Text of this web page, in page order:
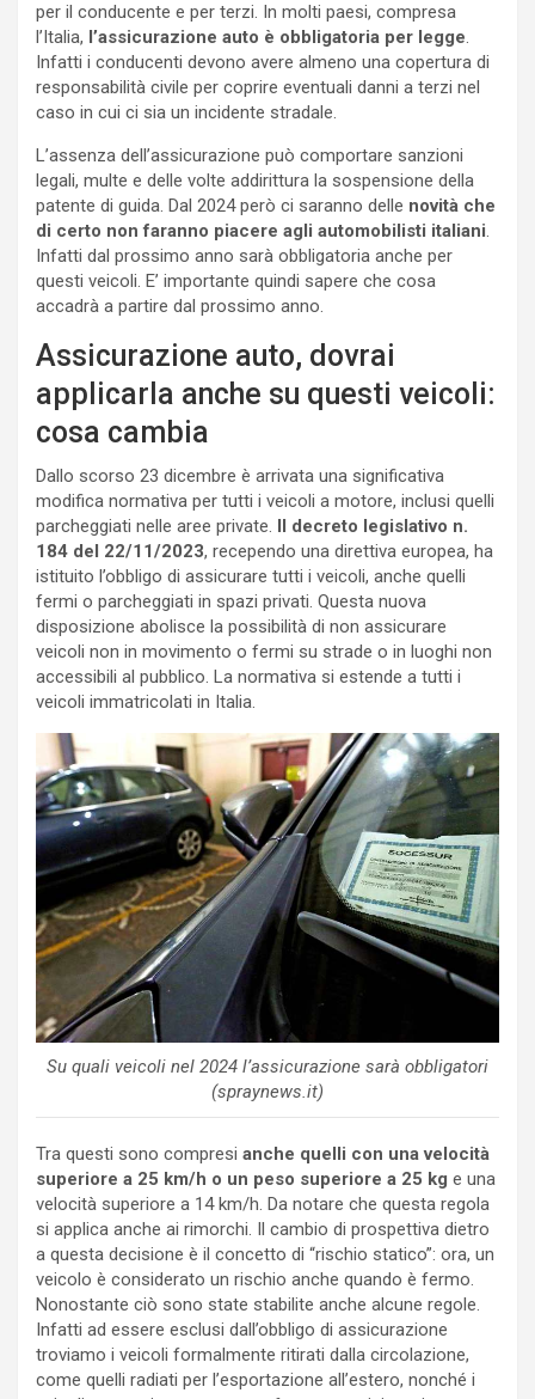
per il conducente e per terzi. In molti paesi, compresa
l’Italia, l’assicurazione auto è obbligatoria per legge.
Infatti i conducenti devono avere almeno una copertura di
responsabilità civile per coprire eventuali danni a terzi nel
caso in cui ci sia un incidente stradale.
L’assenza dell’assicurazione può comportare sanzioni
legali, multe e delle volte addirittura la sospensione della
patente di guida. Dal 2024 però ci saranno delle novità che
di certo non faranno piacere agli automobilisti italiani.
Infatti dal prossimo anno sarà obbligatoria anche per
questi veicoli. E’ importante quindi sapere che cosa
accadrà a partire dal prossimo anno.
Assicurazione auto, dovrai
applicarla anche su questi veicoli:
cosa cambia
Dallo scorso 23 dicembre è arrivata una significativa
modifica normativa per tutti i veicoli a motore, inclusi quelli
parcheggiati nelle aree private.
Il decreto legislativo n.
184 del 22/11/2023, recependo una direttiva europea, ha
istituito l’obbligo di assicurare tutti i veicoli, anche quelli
fermi o parcheggiati in spazi privati. Questa nuova
disposizione abolisce la possibilità di non assicurare
veicoli non in movimento o fermi su strade o in luoghi non
accessibili al pubblico. La normativa si estende a tutti i
veicoli immatricolati in Italia.
Su quali veicoli nel 2024 l’assicurazione sarà obbligatori
(spraynews.it)
Tra questi sono compresi anche quelli con una velocità
superiore a 25 km/h o un peso superiore a 25 kg e una
velocità superiore a 14 km/h. Da notare che questa regola
si applica anche ai rimorchi. Il cambio di prospettiva dietro
a questa decisione è il concetto di “rischio statico”: ora, un
veicolo è considerato un rischio anche quando è fermo.
Nonostante ciò sono state stabilite anche alcune regole.
Infatti ad essere esclusi dall’obbligo di assicurazione
troviamo i veicoli formalmente ritirati dalla circolazione,
come quelli radiati per l’esportazione all’estero, nonché i